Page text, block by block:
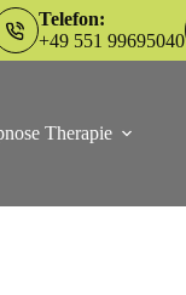
Telefon:
+49 551 99695040
Therapie